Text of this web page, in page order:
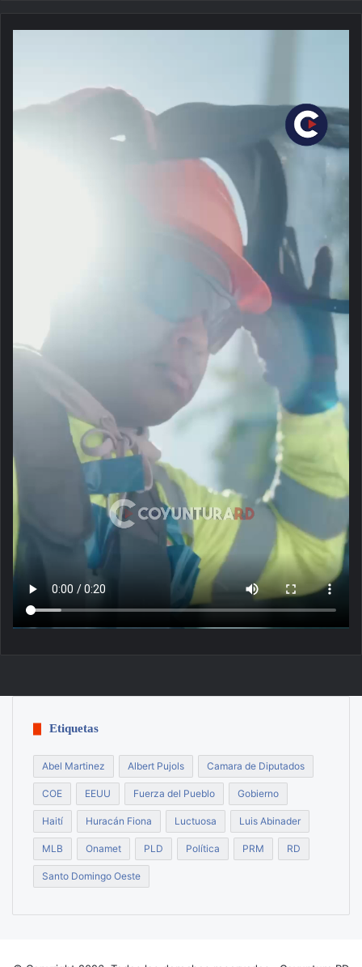
Etiquetas
Abel Martinez Albert Pujols Camara de Diputados
COE EEUU Fuerza del Pueblo Gobierno
Haití Huracán Fiona Luctuosa Luis Abinader
MLB Onamet PLD Política PRM RD
Santo Domingo Oeste